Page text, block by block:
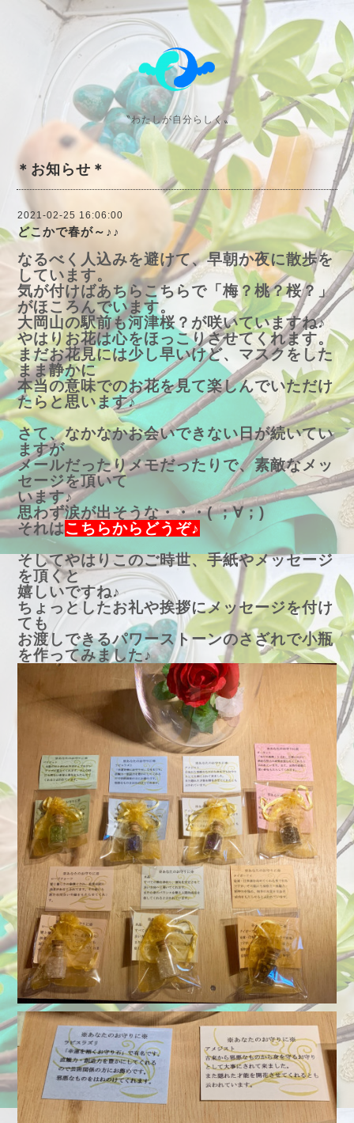
〝わたしが自分らしく〟
＊お知らせ＊
2021-02-25 16:06:00
どこかで春が～♪♪
なるべく人込みを避けて、早朝か夜に散歩を
しています。
気が付けばあちらこちらで「梅？桃？桜？」
がほころんでいます。
大岡山の駅前も河津桜？が咲いていますね♪
やはりお花は心をほっこりさせてくれます。
まだお花見には少し早いけど、マスクをした
まま静かに
本当の意味でのお花を見て楽しんでいただけ
たらと思います♪
さて、なかなかお会いできない日が続いてい
ますが
メールだったりメモだったりで、素敵なメッ
セージを頂いて
います♪
思わず涙が出そうな・・・( ；∀；)
それはこちらからどうぞ♪
そしてやはりこのご時世、手紙やメッセージ
を頂くと
嬉しいですね♪
ちょっとしたお礼や挨拶にメッセージを付け
ても
お渡しできるパワーストーンのさざれで小瓶
を作ってみました♪